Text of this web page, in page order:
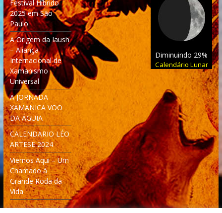
Festival Híbrido
2025 em São
Paulo
A Origem da Iaush
– Aliança
Internacional de
Xamanismo
Universal
A JORNADA
XAMANICA VOO
DA ÁGUIA
CALENDARIO LÉO
ARTESE 2024
Viemos Aqui – Um
Chamado à
Grande Roda da
Vida
Diminuindo 29%
Calendário Lunar